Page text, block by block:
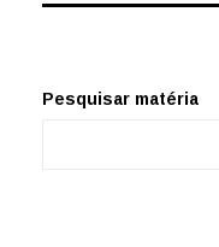
Pesquisar matéria